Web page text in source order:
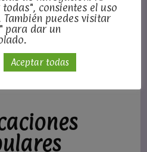
no es una
consientes el uso
También puedes visitar
para dar un
Aceptar todas